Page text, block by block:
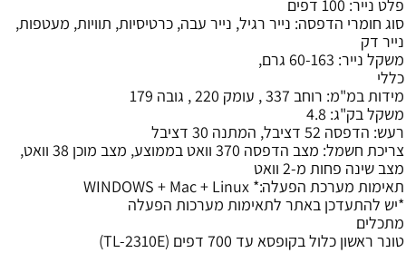
פלט נייר: 100 דפים
סוג חומרי הדפסה: נייר רגיל, נייר עבה, כרטיסיות, תוויות, מעטפות,
נייר דק
משקל נייר: 60-163 גרם,
כללי
מידות במ"מ: רוחב 337 , עומק 220 , גובה 179
משקל בק"ג: 4.8
רעש: הדפסה 52 דציבל, המתנה 30 דציבל
צריכת חשמל: מצב הדפסה 370 וואט בממוצע, מצב מוכן 38 וואט,
מצב שינה פחות מ-2 וואט
תאימות מערכת הפעלה:* WINDOWS + Mac + Linux
*יש להתעדכן באתר לתאימות מערכות הפעלה
מתכלים
טונר ראשון כלול בקופסא עד 700 דפים (TL-2310E)